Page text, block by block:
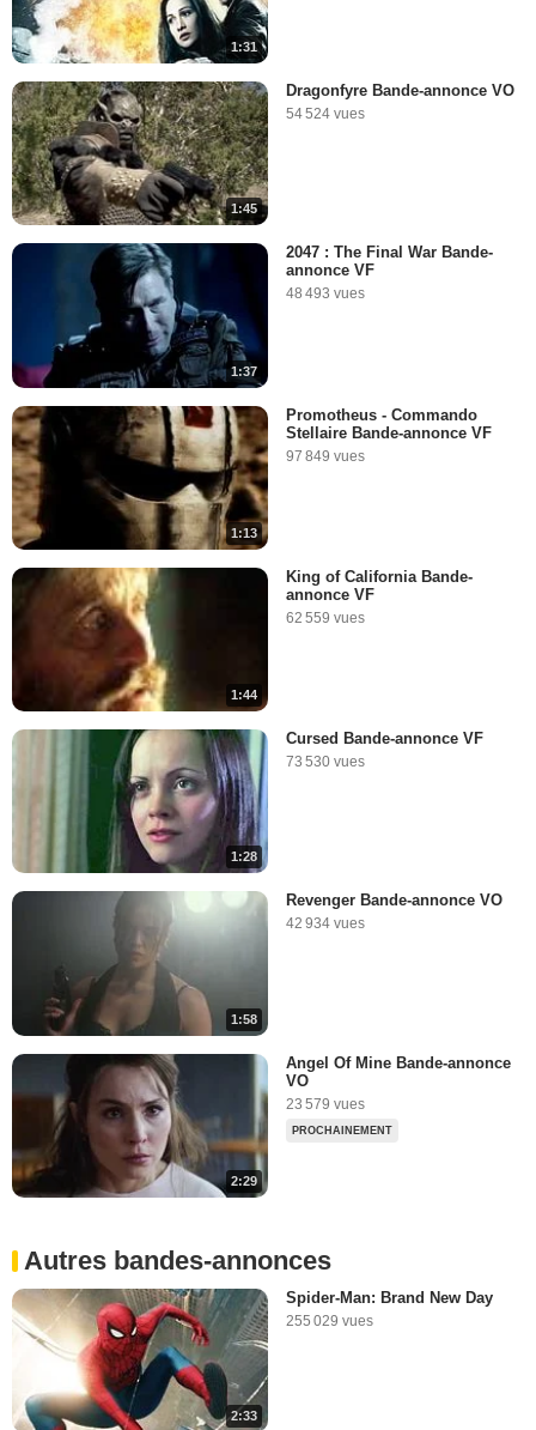
1:31
1:45
Dragonfyre Bande-annonce VO
54 524 vues
1:37
2047 : The Final War Bande-
annonce VF
48 493 vues
1:13
Promotheus - Commando
Stellaire Bande-annonce VF
97 849 vues
1:44
King of California Bande-
annonce VF
62 559 vues
1:28
Cursed Bande-annonce VF
73 530 vues
1:58
Revenger Bande-annonce VO
42 934 vues
2:29
Angel Of Mine Bande-annonce
VO
23 579 vues
PROCHAINEMENT
Autres bandes-annonces
2:33
Spider-Man: Brand New Day
255 029 vues